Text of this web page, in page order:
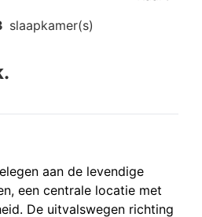
slaapkamer(s)
aan de levendige
een centrale locatie met
De uitvalswegen richting